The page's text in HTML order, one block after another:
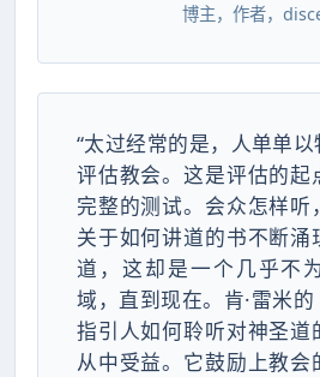
博主，作者，
“太过经常的是，人单单
评估教会。这是评估的起
完整的测试。会众怎样听
关于如何讲道的书不断涌
道，这却是一个几乎不
域，直到现在。肯·雷米的
指引人如何聆听对神圣道
从中受益。它鼓励上教会